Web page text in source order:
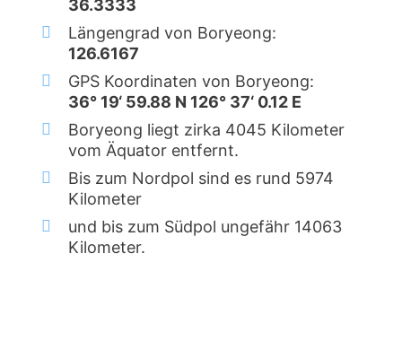
36.3333
Längengrad von Boryeong:
126.6167
GPS Koordinaten von Boryeong:
36° 19‘ 59.88 N 126° 37‘ 0.12 E
Boryeong liegt zirka 4045 Kilometer
vom Äquator entfernt.
Bis zum Nordpol sind es rund 5974
Kilometer
und bis zum Südpol ungefähr 14063
Kilometer.